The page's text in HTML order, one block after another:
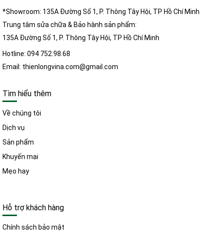
*Showroom: 135A Đường Số 1, P. Thông Tây Hội, TP Hồ Chí Minh
Trung tâm sửa chữa & Bảo hành sản phẩm:
135A Đường Số 1, P. Thông Tây Hội, TP Hồ Chí Minh
Hotline: 094 752.98.68
Email: thienlongvina.com@gmail.com
Tìm hiểu thêm
Về chúng tôi
Dịch vụ
Sản phẩm
Khuyến mại
Mẹo hay
Hỗ trợ khách hàng
Chính sách bảo mật